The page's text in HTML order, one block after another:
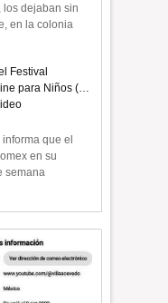
los dejaban sin
en la colonia
Festival
para Niños (…
que el
en su
semana